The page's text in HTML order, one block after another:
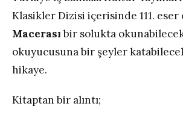
Klasikler Dizisi içerisinde 111. eser
Macerasıbir solukta
okuyucusuna bir şeyler
hikaye.
Kitaptan bir alıntı;